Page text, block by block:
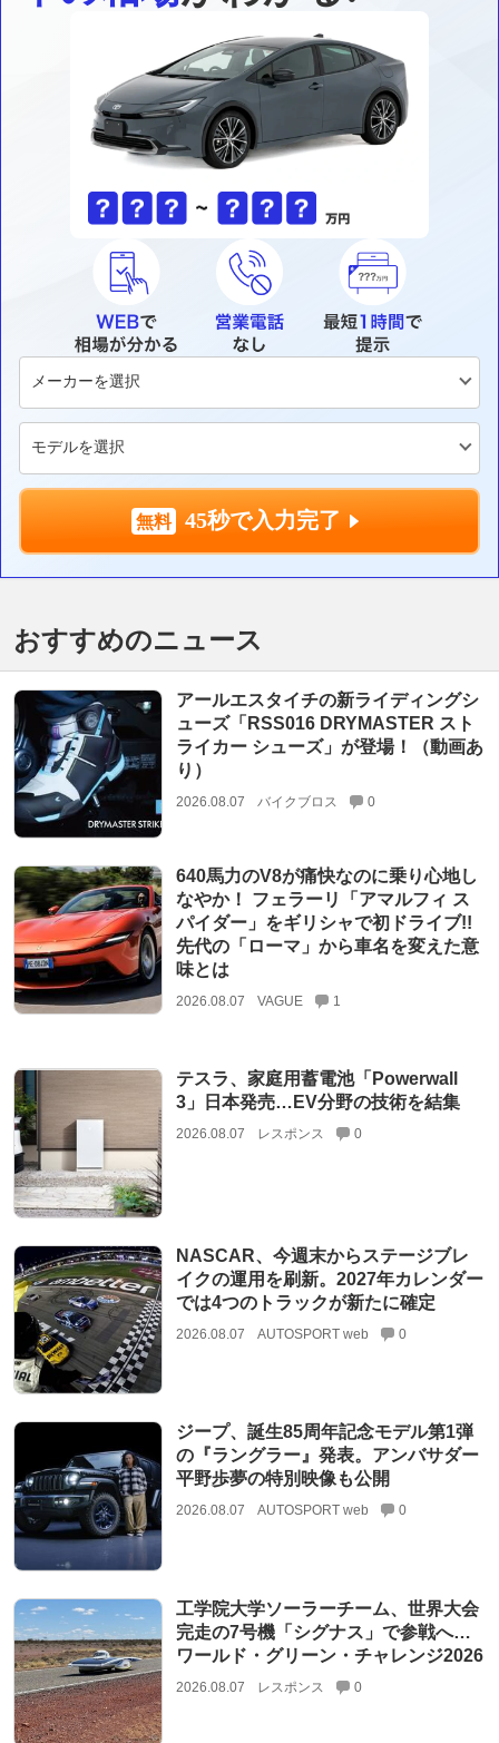
45秒で入力完了
おすすめのニュース
アールエスタイチの新ライディングシ
ューズ「RSS016 DRYMASTER スト
ライカー シューズ」が登場！（動画あ
り）
2026.08.07 バイクブロス 0
640馬力のV8が痛快なのに乗り心地し
なやか！ フェラーリ「アマルフィ ス
パイダー」をギリシャで初ドライブ!!
先代の「ローマ」から車名を変えた意
味とは
2026.08.07 VAGUE 1
テスラ、家庭用蓄電池「Powerwall
3」日本発売…EV分野の技術を結集
2026.08.07 レスポンス 0
NASCAR、今週末からステージブレ
イクの運用を刷新。2027年カレンダー
では4つのトラックが新たに確定
2026.08.07 AUTOSPORT web 0
ジープ、誕生85周年記念モデル第1弾
の『ラングラー』発表。アンバサダー
平野歩夢の特別映像も公開
2026.08.07 AUTOSPORT web 0
工学院大学ソーラーチーム、世界大会
完走の7号機「シグナス」で参戦へ…
ワールド・グリーン・チャレンジ2026
2026.08.07 レスポンス 0